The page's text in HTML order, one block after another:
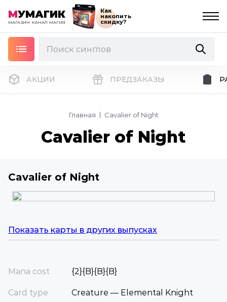
МУМАГИК
МАГАЗИН КАНАЛ МАГИЯ
Как
накопить
скидку?
АКЦИИ ПРЕДЗАКАЗЫ
Главная Cavalier of Night
Cavalier of Night
Cavalier of Night
Показать карты в других выпусках
Mana cost {2}{B}{B}{B}
Card type Creature — Elemental Knight